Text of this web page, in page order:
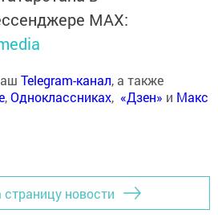
MАХ:
Telegram-канал, а также
,Одноклассниках, «Дзен» и Макс
страницу новости